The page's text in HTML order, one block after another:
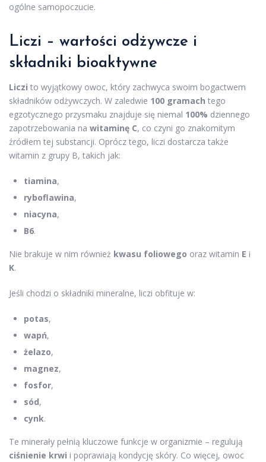
ogólne samopoczucie.
Liczi – wartości odżywcze i
składniki bioaktywne
Liczi to wyjątkowy owoc, który zachwyca swoim bogactwem
składników odżywczych. W zaledwie 100 gramach tego
egzotycznego przysmaku znajduje się niemal 100% dziennego
zapotrzebowania na witaminę C, co czyni go znakomitym
źródłem tej substancji. Oprócz tego, liczi dostarcza także
witamin z grupy B, takich jak:
tiamina,
ryboflawina,
niacyna,
B6.
Nie brakuje w nim również kwasu foliowego oraz witamin E i
K.
Jeśli chodzi o składniki mineralne, liczi obfituje w:
potas,
wapń,
żelazo,
magnez,
fosfor,
sód,
cynk.
Te minerały pełnią kluczowe funkcje w organizmie – regulują
ciśnienie krwi i poprawiają kondycję skóry. Co więcej, owoc